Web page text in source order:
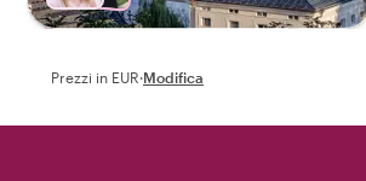
Prezzi in EUR·Modifica